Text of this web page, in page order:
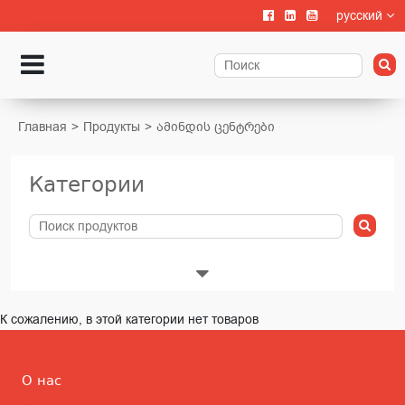
русский
Главная Продукты ამინდის ცენტრები
Категории
Содержание крупного рогатого скота
К сожалению, в этой категории нет товаров
О нас